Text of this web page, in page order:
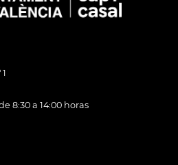
8:30 a 14:00 horas